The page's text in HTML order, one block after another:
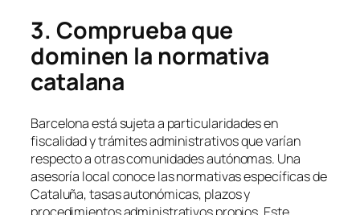
3. Comprueba que
dominen la normativa
catalana
Barcelona está sujeta a particularidades en
fiscalidad y trámites administrativos que varían
respecto a otras comunidades autónomas. Una
asesoría local conoce las normativas específicas de
Cataluña, tasas autonómicas, plazos y